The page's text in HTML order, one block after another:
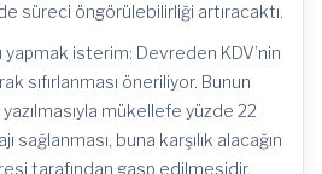
süreci öngörülebilirliği artıracaktı.
isterim: Devreden KDV’nin
sıfırlanması öneriliyor. Bunun
mükellefe yüzde 22
sağlanması, buna karşılık alacağın
tarafından gasp edilmesidir.